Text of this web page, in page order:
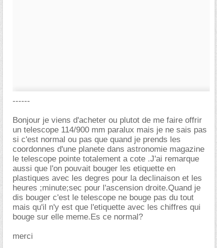
------
Bonjour je viens d'acheter ou plutot de me faire offrir
un telescope 114/900 mm paralux mais je ne sais pas
si c'est normal ou pas que quand je prends les
coordonnes d'une planete dans astronomie magazine
le telescope pointe totalement a cote .J'ai remarque
aussi que l'on pouvait bouger les etiquette en
plastiques avec les degres pour la declinaison et les
heures ;minute;sec pour l'ascension droite.Quand je
dis bouger c'est le telescope ne bouge pas du tout
mais qu'il n'y est que l'etiquette avec les chiffres qui
bouge sur elle meme.Es ce normal?
merci